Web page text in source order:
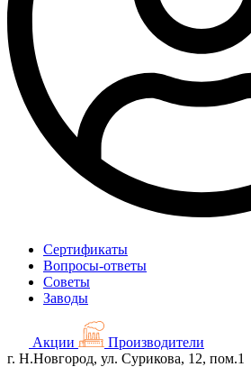
Сертификаты
Вопросы-ответы
Советы
Заводы
Акции
Производители
г. Н.Новгород, ул. Сурикова, 12, пом.1